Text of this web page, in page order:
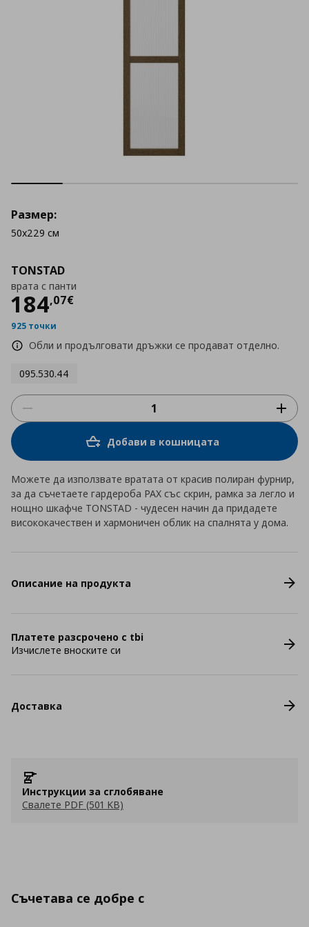
TONSTAD
врата с панти
184,07€
Цена184,07 €
925 точки
Обли и продълговати дръжки се продават отделно.
095.530.44
Размер:
50x229 см
Добави в кошницата
Можете да използвате вратата от красив полиран фурнир,
за да съчетаете гардероба PAX със скрин, рамка за легло и
нощно шкафче TONSTAD - чудесен начин да придадете
висококачествен и хармоничен облик на спалнята у дома.
Описание на продукта
Платете разсрочено с tbi
Изчислете вноските си
Доставка
Инструкции за сглобяване
Свалете PDF (501 KB)
Съчетава се добре с